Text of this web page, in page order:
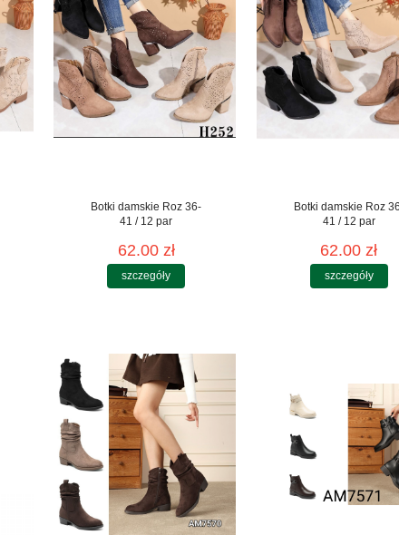
Botki damskie Roz 36-
41 / 12 par
62.00 zł
szczegóły
Botki damskie Roz
41 / 12 par
62.00 zł
szczegóły